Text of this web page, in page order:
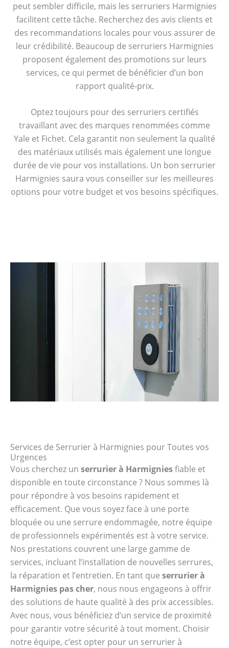
peut sembler difficile, mais les serruriers Harmignies
facilitent cette tâche. Recherchez des avis clients et
des recommandations locales pour vous assurer de
leur crédibilité. Beaucoup de serruriers Harmignies
proposent également des promotions sur leurs
services, ce qui permet de bénéficier d’un bon
rapport qualité-prix.
Optez toujours pour des serruriers certifiés
travaillant avec des marques renommées comme
Yale et Fichet. Cela garantit non seulement la qualité
des matériaux utilisés mais également une longue
durée de vie pour vos installations. Un bon serrurier
Harmignies saura vous conseiller sur les meilleures
options pour votre budget et vos besoins spécifiques.
Services de Serrurier à Harmignies pour Toutes vos
Urgences
Vous cherchez un serrurier à Harmigniesfiable et
disponible en toute circonstance ? Nous sommes là
pour répondre à vos besoins rapidement et
efficacement. Que vous soyez face à une porte
bloquée ou une serrure endommagée, notre équipe
de professionnels expérimentés est à votre service.
Nos prestations couvrent une large gamme de
services, incluant l’installation de nouvelles serrures,
la réparation et l’entretien. En tant que serrurier à
Harmignies pas cher, nous nous engageons à offrir
des solutions de haute qualité à des prix accessibles.
Avec nous, vous bénéficiez d’un service de proximité
pour garantir votre sécurité à tout moment. Choisir
notre équipe, c’est opter pour un serrurier à